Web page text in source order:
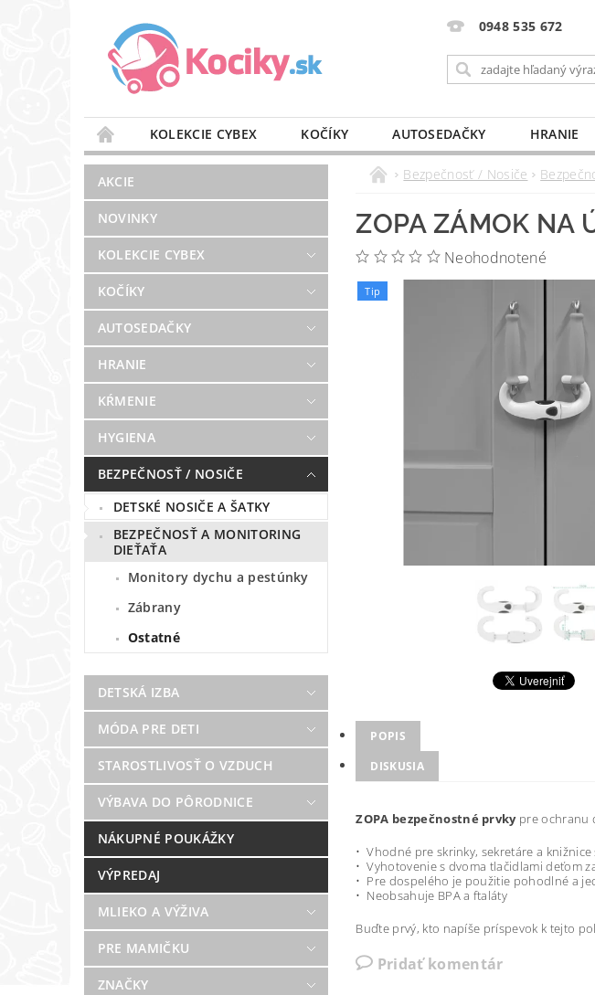
0948 535 672
KOLEKCIE CYBEX KOČÍKY AUTOSEDAČKY HRANIE
STAROSTLIVOSŤ O VZDUCH
VÝBAVA DO PÔRODNICE MLIEKO A
BLOG
PREDAJŇA KONTAKT
AKCIE
NOVINKY
KOLEKCIE CYBEX
KOČÍKY
AUTOSEDAČKY
HRANIE
KŔMENIE
HYGIENA
BEZPEČNOSŤ / NOSIČE
DETSKÉ NOSIČE A ŠATKY
BEZPEČNOSŤ A MONITORING
DIEŤAŤA
Monitory dychu a pestúnky
Zábrany
Ostatné
DETSKÁ IZBA
MÓDA PRE DETI
STAROSTLIVOSŤ O VZDUCH
VÝBAVA DO PÔRODNICE
NÁKUPNÉ POUKÁŽKY
VÝPREDAJ
MLIEKO A VÝŽIVA
PRE MAMIČKU
ZNAČKY
Bezpečnosť / Nosiče
ZOPA ZÁMOK NA
Neohodnotené
Tip
POPIS
DISKUSIA
ZOPA bezpečnostné prvkypre ochranu
• Vhodné pre skrinky, sekretáre a
• Vyhotovenie s dvoma tlačidlami deťom
• Pre dospelého je použitie pohodlné a
• Neobsahuje BPA a ftaláty
Buďte prvý, kto napíše príspevok k tejto
Pridať komentár